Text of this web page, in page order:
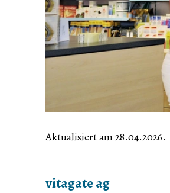
Aktualisiert am 28.04.2026.
vitagate ag